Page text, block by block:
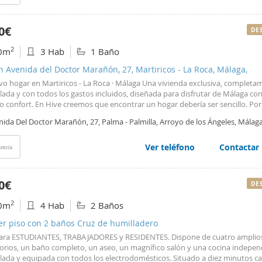
cuidado y agradable. Para más información, indicar situación laboral y
de la estancia.
2 3 Hab 1 Baño
Avenida del Doctor Marañón, 27, Martiricos - La Roca, Málaga,
hogar en Martiricos - La Roca · Málaga Una vivienda exclusiva,
y con todos los gastos incluidos, diseñada para disfrutar de Málaga
confort. En Hive creemos que encontrar un hogar debería ser sencillo.
que llegar, instalarte y empezar a disfrutar de tu nueva vida en Málaga.
estancia? ?? Vivienda completamente amueblada y equipada. ??
perfectos para el día a día. ?? Cocina equipada y lista para su uso. ??
con todas las comodidades. ?? Agua, electricidad, gas y WiFi de alta
en una única cuota mensual. ?? Servicio de limpieza semanal. ?? Servicio
para resolver cualquier incidencia con rapidez. Una vivienda
Este piso destaca por su comodidad, su distribución práctica y su
amplios permiten crear un hogar acogedor y funcional, ideal para
profesionales o trabajadores que buscan una vivienda lista para entrar a
día. La cocina equipada, el mobiliario completo y la amplitud de las
que la vivienda sea perfecta para quienes desean comodidad, buena
incluidos. Vive en una de las mejores zonas de Málaga Ubicado en
piso se encuentra en una zona estratégica de Málaga, muy bien
Del Doctor Marañón, 27, Palma - Palmilla, Arroyo de los Ángeles,
Ver teléfono Contactar
2 4 Hab 2 Baños
piso con 2 baños Cruz de humilladero
ESTUDIANTES, TRABAJADORES y RESIDENTES. Dispone de cuatro
un baño completo, un aseo, un magnífico salón y una cocina
y equipada con todos los electrodomésticos. Situado a diez minutos